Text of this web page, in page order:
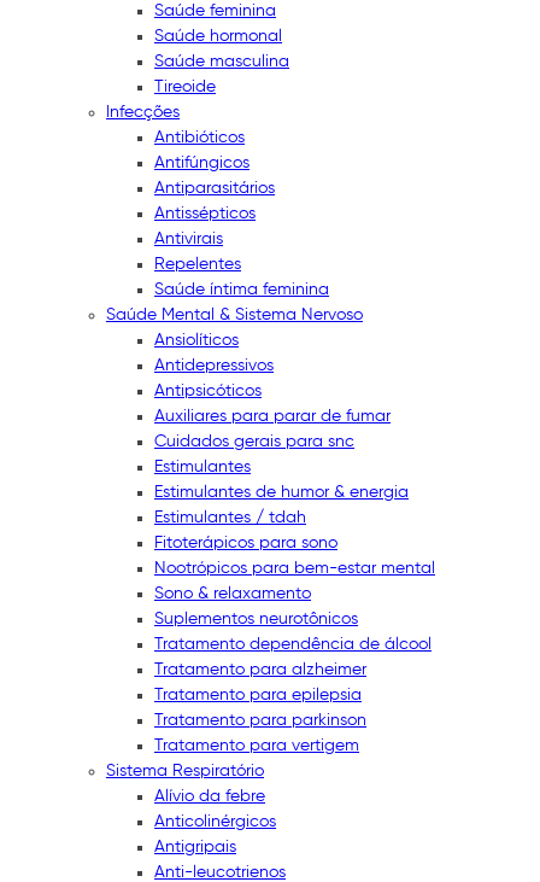
Saúde feminina
Saúde hormonal
Saúde masculina
Tireoide
Infecções
Antibióticos
Antifúngicos
Antiparasitários
Antissépticos
Antivirais
Repelentes
Saúde íntima feminina
Saúde Mental & Sistema Nervoso
Ansiolíticos
Antidepressivos
Antipsicóticos
Auxiliares para parar de fumar
Cuidados gerais para snc
Estimulantes
Estimulantes de humor & energia
Estimulantes / tdah
Fitoterápicos para sono
Nootrópicos para bem-estar mental
Sono & relaxamento
Suplementos neurotônicos
Tratamento dependência de álcool
Tratamento para alzheimer
Tratamento para epilepsia
Tratamento para parkinson
Tratamento para vertigem
Sistema Respiratório
Alívio da febre
Anticolinérgicos
Antigripais
Anti-leucotrienos